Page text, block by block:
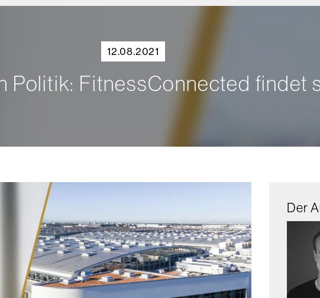
12.08.2021
Politik: FitnessConnected findet
Der